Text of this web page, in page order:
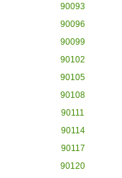
90093
90096
90099
90102
90105
90108
90111
90114
90117
90120